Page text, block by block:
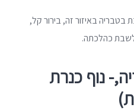
באיזור זה, בירור קל,
כהלכתה.
נוף כנרת